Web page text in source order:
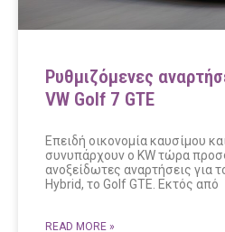
Ρυθμιζόμενες
VW Golf 7 GTE
Επειδή οικονομία καυσίμου
συνυπάρχουν ο KW τώρα
ανοξείδωτες αναρτήσεις για
Hybrid, το Golf GTE. Εκτός από
READ MORE »